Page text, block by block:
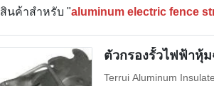
สินค้าสำหรับ "aluminum electric fence
ตัวกรองรั้วไฟฟ้าหุ้
Terrui Aluminum